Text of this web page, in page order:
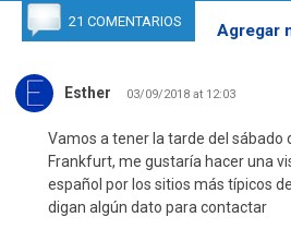
21 COMENTARIOS Agregar
Esther 03/09/2018 at 12:03
Vamos a tener la tarde del sábado
Frankfurt, me gustaría hacer una
español por los sitios más típicos
digan algún dato para contactar